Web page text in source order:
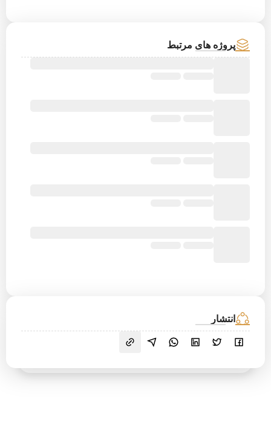
پروژه های مرتبط
انتشار